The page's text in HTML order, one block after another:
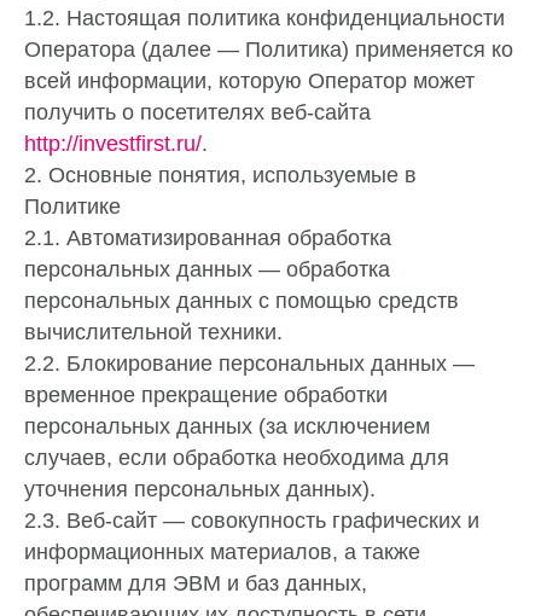
1.2. Настоящая политика конфиденциальности
Оператора (далее — Политика) применяется ко
всей информации, которую Оператор может
получить о посетителях веб-сайта
http://investfirst.ru/.
2. Основные понятия, используемые в
Политике
2.1. Автоматизированная обработка
персональных данных — обработка
персональных данных с помощью средств
вычислительной техники.
2.2. Блокирование персональных данных —
временное прекращение обработки
персональных данных (за исключением
случаев, если обработка необходима для
уточнения персональных данных).
2.3. Веб-сайт — совокупность графических и
информационных материалов, а также
программ для ЭВМ и баз данных,